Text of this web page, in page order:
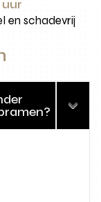
en schadevrij